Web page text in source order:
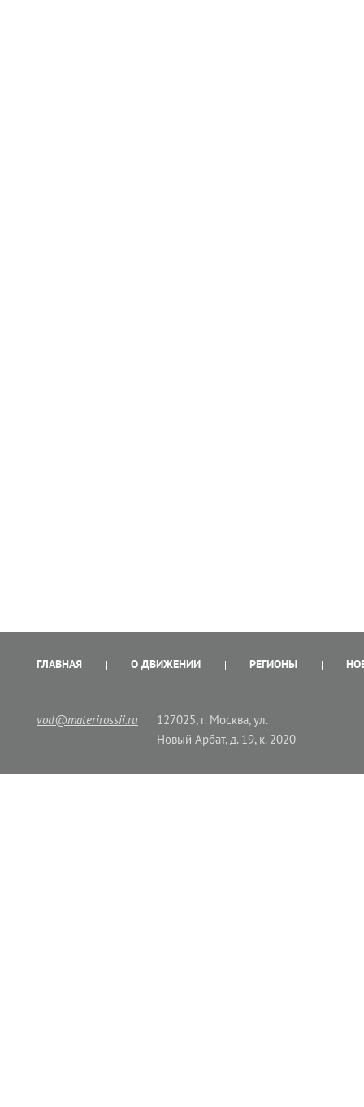
ГЛАВНАЯ О ДВИЖЕНИИ РЕГИОНЫ
vod@materirossii.ru
127025, г. Москва, ул.
Новый Арбат, д. 19, к. 2020